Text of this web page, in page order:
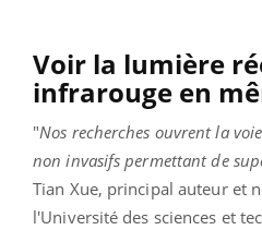
Voir la lumière
infrarouge en
"Nos recherches ouvrent la
non invasifs permettant de
Tian Xue, principal auteur et
l'Université des sciences et